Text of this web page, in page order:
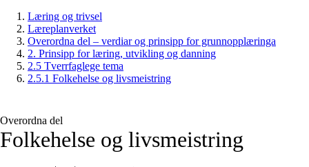
Læring og trivsel
Læreplanverket
Overordna del – verdiar og prinsipp for grunnopplæringa
2. Prinsipp for læring, utvikling og danning
2.5 Tverrfaglege tema
2.5.1 Folkehelse og livsmeistring
Overordna del
Folkehelse og livsmeistring